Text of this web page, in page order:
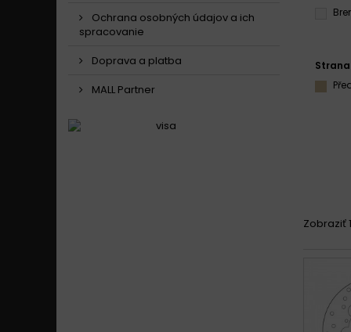
Ochrana osobných údajov a ich
spracovanie
Doprava a platba
MALL Partner
Strana
Zobraziť